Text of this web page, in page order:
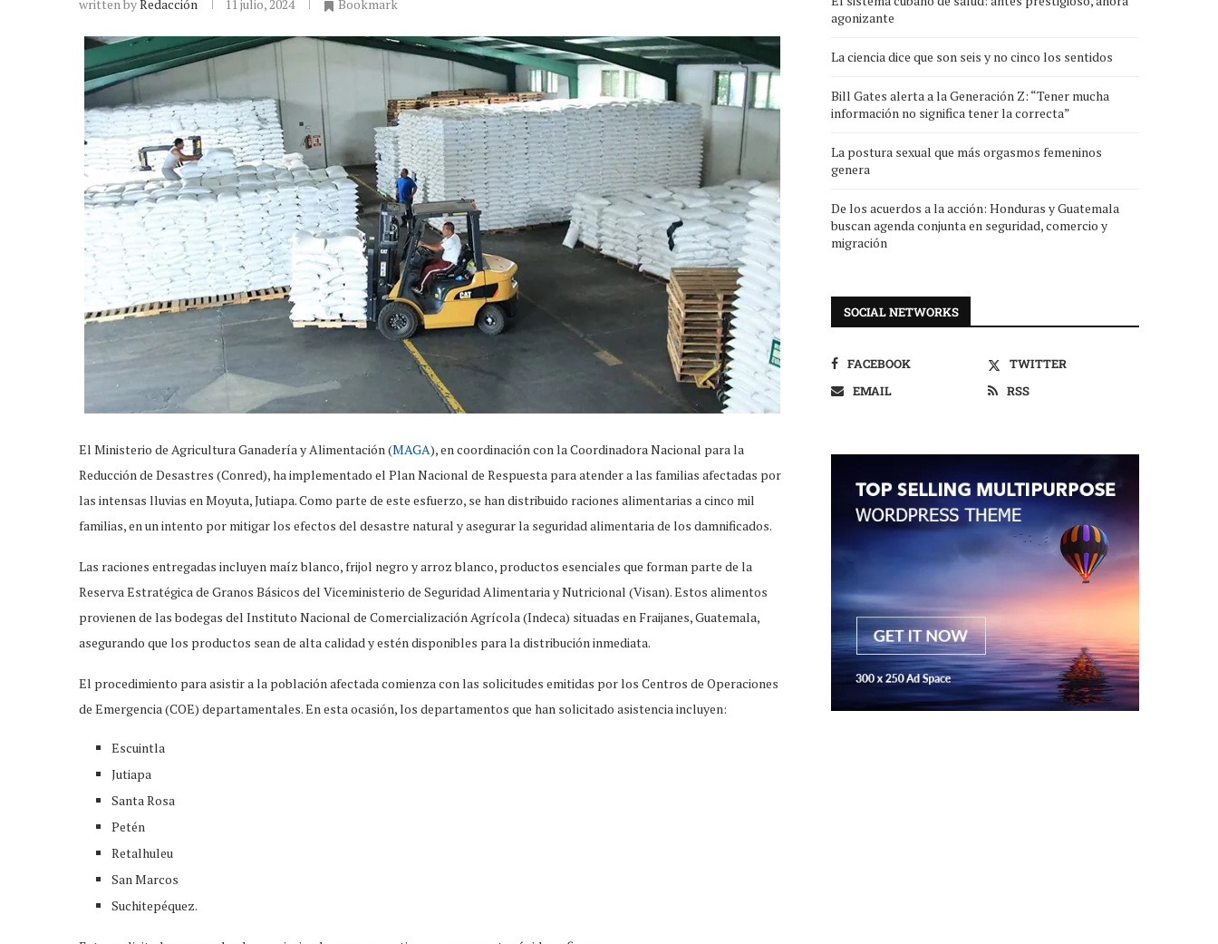
written byRedacción 11 julio, 2024 Bookmark
El Ministerio de Agricultura Ganadería y Alimentación (MAGA), en coordinación con la Coordinadora Nacional para la
Reducción de Desastres (Conred), ha implementado el Plan Nacional de Respuesta para atender a las familias afectadas por
las intensas lluvias en Moyuta, Jutiapa. Como parte de este esfuerzo, se han distribuido raciones alimentarias a cinco mil
familias, en un intento por mitigar los efectos del desastre natural y asegurar la seguridad alimentaria de los damnificados.
Las raciones entregadas incluyen maíz blanco, frijol negro y arroz blanco, productos esenciales que forman parte de la
Reserva Estratégica de Granos Básicos del Viceministerio de Seguridad Alimentaria y Nutricional (Visan). Estos alimentos
provienen de las bodegas del Instituto Nacional de Comercialización Agrícola (Indeca) situadas en Fraijanes, Guatemala,
asegurando que los productos sean de alta calidad y estén disponibles para la distribución inmediata.
El procedimiento para asistir a la población afectada comienza con las solicitudes emitidas por los Centros de Operaciones
de Emergencia (COE) departamentales. En esta ocasión, los departamentos que han solicitado asistencia incluyen:
Escuintla
Jutiapa
Santa Rosa
Petén
Retalhuleu
San Marcos
Suchitepéquez.
agonizante
La ciencia dice que son seis y no cinco los sentidos
Bill Gates alerta a la Generación Z: “Tener mucha
información no significa tener la correcta”
La postura sexual que más orgasmos femeninos
genera
De los acuerdos a la acción: Honduras y Guatemala
buscan agenda conjunta en seguridad, comercio y
migración
SOCIAL NETWORKS
FACEBOOK
TWITTER
EMAIL
RSS